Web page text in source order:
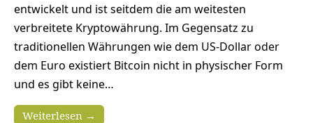
entwickelt und ist seitdem die am weitesten
verbreitete Kryptowährung. Im Gegensatz zu
traditionellen Währungen wie dem US-Dollar oder
dem Euro existiert Bitcoin nicht in physischer Form
und es gibt keine…
Weiterlesen →